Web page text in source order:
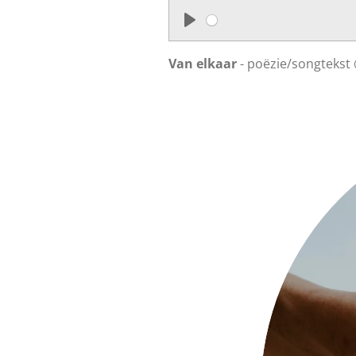
P
l
Van elkaar- poëzie/songtekst